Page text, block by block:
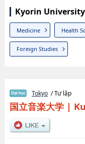
Kyorin
Medicine Health
Foreign Studies
Tokyo / Tư lập
国立音楽大学|